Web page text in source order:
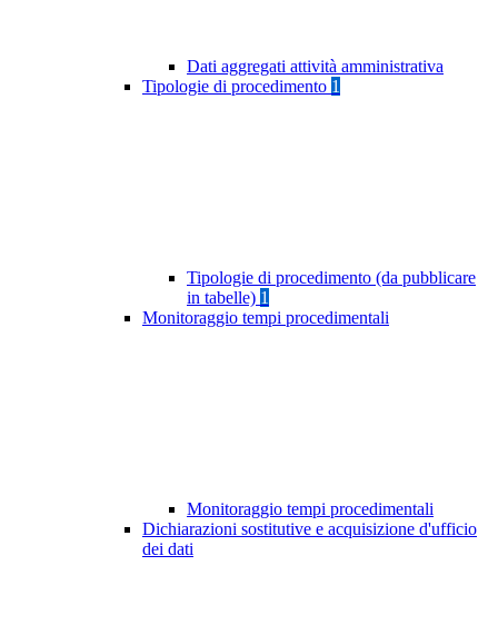
Dati aggregati attività amministrativa
Tipologie di procedimento 1
Tipologie di procedimento (da pubblicare
in tabelle) 1
Monitoraggio tempi procedimentali
Monitoraggio tempi procedimentali
Dichiarazioni sostitutive e acquisizione d'ufficio
dei dati